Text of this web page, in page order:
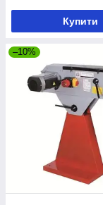
Купити
–10%